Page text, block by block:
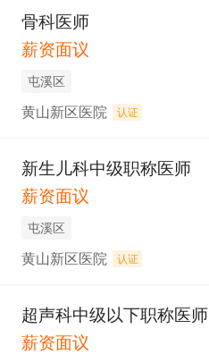
骨科医师
薪资面议
屯溪区
黄山新区医院 认证
新生儿科中级职称医师
薪资面议
屯溪区
黄山新区医院 认证
超声科中级以下职称医师
薪资面议